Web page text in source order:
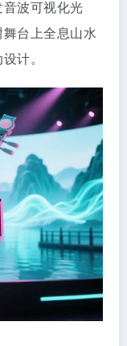
波可视化光
台上全息山水
计。